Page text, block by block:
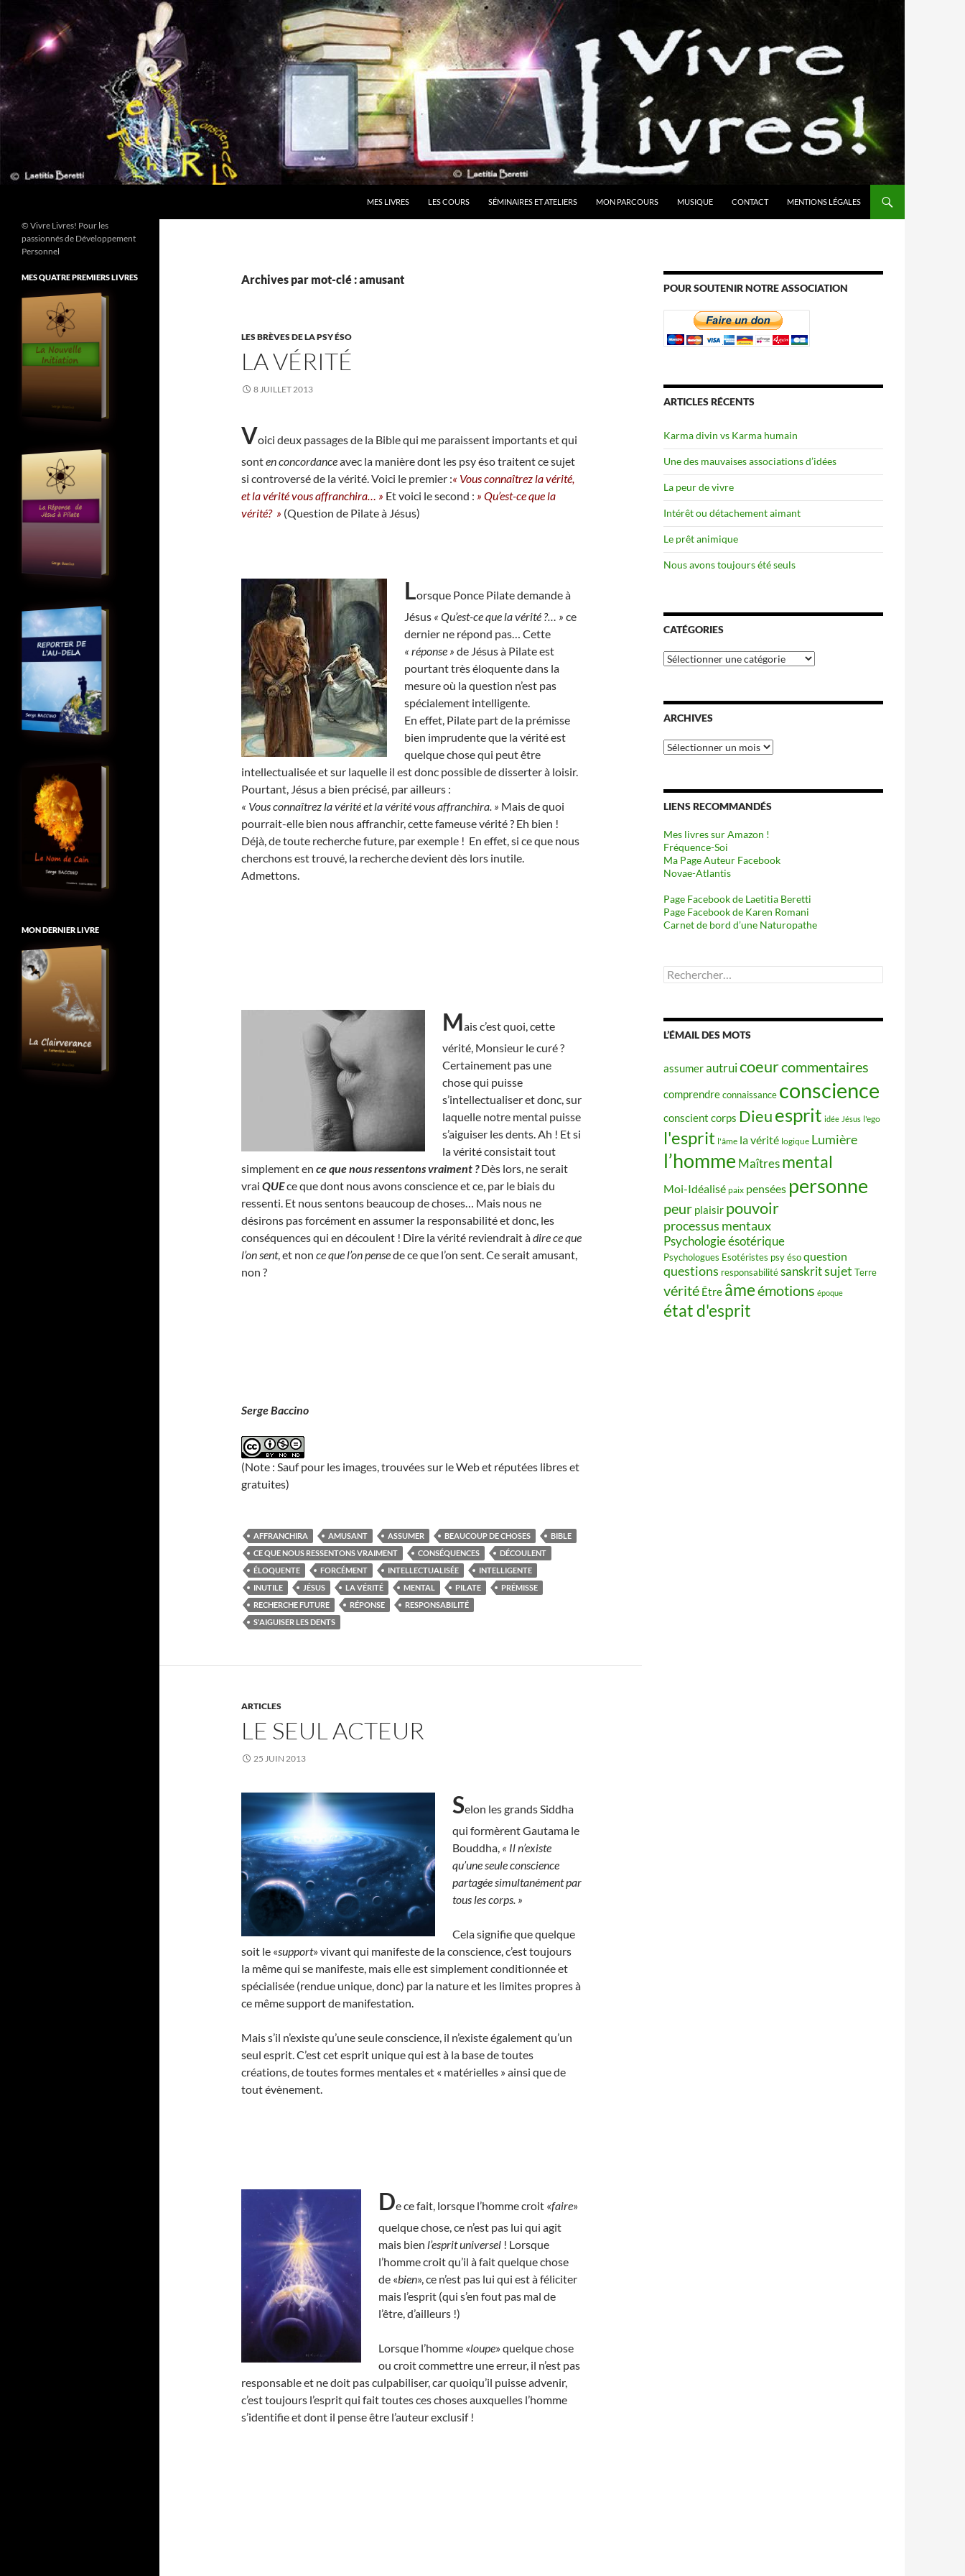
contenu
MES LIVRES LES COURS SÉMINAIRES ET ATELIERS MON PARCOURS MUSIQUE CONTACT MENTIONS LÉGALES
Archives par mot-clé : amusant
LES BRÈVES DE LA PSY ÉSO
LA VÉRITÉ
8 JUILLET 2013
Voici deux passages de la Bible qui me paraissent importants et qui
sonten concordanceavec la manière dont les psy éso traitent ce sujet
si controversé de la vérité. Voici le premier :« Vous connaîtrez la vérité,
et la vérité vous affranchira… » Et voici le second : » Qu’est-ce que la
vérité? » (Question de Pilate à Jésus)
Lorsque Ponce Pilate demande à
Jésus « Qu’est-ce que la vérité ?… » ce
dernier ne répond pas… Cette
« réponse » de Jésus à Pilate est
pourtant très éloquente dans la
mesure où la question n’est pas
spécialement intelligente.
En effet, Pilate part de la prémisse
bien imprudente que la vérité est
quelque chose qui peut être
intellectualisée et sur laquelle il est donc possible de disserter à loisir.
Pourtant, Jésus a bien précisé, par ailleurs :
« Vous connaîtrez la vérité et la vérité vous affranchira. » Mais de quoi
pourrait-elle bien nous affranchir, cette fameuse vérité ? Eh bien !
Déjà, de toute recherche future, par exemple ! En effet, si ce que nous
cherchons est trouvé, la recherche devient dès lors inutile.
Admettons.
Mais c’est quoi, cette
vérité, Monsieur le curé ?
Certainement pas une
chose qui puisse
s’intellectualiser et donc, sur
laquelle notre mental puisse
s’aiguiser les dents. Ah ! Et si
la vérité consistait tout
simplement en ce que nous ressentons vraiment ?Dès lors, ne serait
vrai QUEce que dont nous avons conscience et ce, par le biais du
ressenti. Et nous sentons beaucoup de choses… Mais nous ne
désirons pas forcément en assumer la responsabilité et donc, les
conséquences qui en découlent ! Dire la vérité reviendrait àdire ce que
l’on sent, et non ce que l’on pensede ce que l’on sent. Ce serait amusant,
non ?
Serge Baccino
(Note : Sauf pour les images, trouvées sur le Web et réputées libres et
gratuites)
AFFRANCHIRA AMUSANT ASSUMER BEAUCOUP DE CHOSES
BIBLE
CE QUE NOUS RESSENTONS VRAIMENT
CONSÉQUENCES
DÉCOULENT
ÉLOQUENTE
FORCÉMENT INTELLECTUALISÉE
INTELLIGENTE
INUTILE
JÉSUS LA VÉRITÉ MENTAL PILATE
PRÉMISSE
RECHERCHE FUTURE
RÉPONSE
RESPONSABILITÉ
S'AIGUISER LES DENTS
ARTICLES
LE SEUL ACTEUR
25 JUIN 2013
Selon les grands Siddha
qui formèrent Gautama le
Bouddha, « Il n’existe
qu’une seule conscience
partagée simultanément par
tous les corps. »
Cela signifie que quelque
soit le «support» vivant qui manifeste de la conscience, c’est toujours
la même qui se manifeste, mais elle est simplement conditionnée et
spécialisée (rendue unique, donc) par la nature et les limites propres à
ce même support de manifestation.
Mais s’il n’existe qu’une seule conscience, il n’existe également qu’un
seul esprit. C’est cet esprit unique qui est à la base de toutes
créations, de toutes formes mentales et « matérielles » ainsi que de
tout évènement.
De ce fait, lorsque l’homme croit «faire»
quelque chose, ce n’est pas lui qui agit
mais bien l’esprit universel ! Lorsque
l’homme croit qu’il à fait quelque chose
de «bien», ce n’est pas lui qui est à féliciter
mais l’esprit (qui s’en fout pas mal de
l’être, d’ailleurs !)
Lorsque l’homme «loupe» quelque chose
ou croit commettre une erreur, il n’est pas
responsable et ne doit pas culpabiliser, car quoiqu’il puisse advenir,
c’est toujours l’esprit qui fait toutes ces choses auxquelles l’homme
s’identifie et dont il pense être l’auteur exclusif !
POUR SOUTENIR NOTRE ASSOCIATION
ARTICLES RÉCENTS
Karma divin vs Karma humain
Une des mauvaises associations d’idées
La peur de vivre
Intérêt ou détachement aimant
Le prêt animique
Nous avons toujours été seuls
CATÉGORIES
Catégories
ARCHIVES
Archives
LIENS RECOMMANDÉS
Mes livres sur Amazon !
Fréquence-Soi
Ma Page Auteur Facebook
Novae-Atlantis
Page Facebook de Laetitia Beretti
Page Facebook de Karen Romani
Carnet de bord d’une Naturopathe
Rechercher :
L’ÉMAIL DES MOTS
assumerautruicoeurcommentaires
comprendreconnaissance conscience
conscient corps Dieuesprit idée Jésus l'ego
l'esprit l'âme la vérité logique Lumière
l’homme Maîtres mental
Moi-Idéalisé paix pensées personne
peur plaisir pouvoir
processus mentaux
Psychologie ésotérique
Psychologues Esotéristes psy ésoquestion
questions responsabilitésanskritsujet Terre
vérité Être âmeémotions époque
état d'esprit
© Vivre Livres! Pour les
passionnés de Développement
Personnel
MES QUATRE PREMIERS LIVRES
MON DERNIER LIVRE